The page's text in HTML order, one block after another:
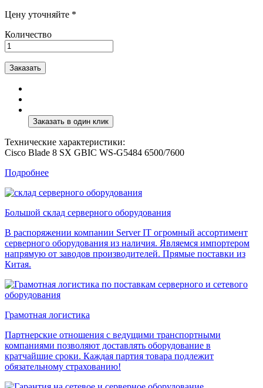
Цену уточняйте *
Количество
Заказать
Технические характеристики:
Cisco Blade 8 SX GBIC WS-G5484 6500/7600
Подробнее
Большой склад серверного оборудования
В распоряжении компании Server IT огромный ассортимент
серверного оборудования из наличия. Являемся импортером
напрямую от заводов производителей. Прямые поставки из
Китая.
Грамотная логистика
Партнерские отношения с ведущими транспортными
компаниями позволяют доставлять оборудование в
кратчайшие сроки. Каждая партия товара подлежит
обязательному страхованию!